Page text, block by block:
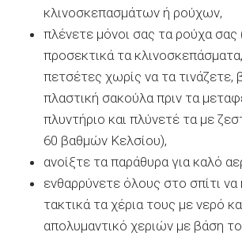
κλινοσκεπασμάτων ή ρούχων,
πλένετε μόνοι σας τα ρούχα
προσεκτικά τα
πετσέτες χωρίς να τα τινάζετε,
πλαστική σακούλα πριν τα
πλυντήριο και πλύνετέ τα με
60 βαθμών Κελσίου),
ανοίξτε τα παράθυρα για καλό
ενθαρρύνετε όλους στο σπίτι να
τακτικά τα χέρια τους με νερό
απολυμαντικό χεριών με βάση